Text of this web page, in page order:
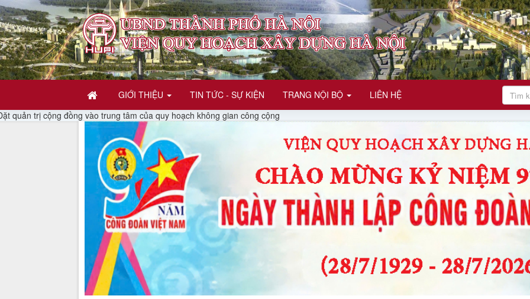
GIỚI THIỆU TIN TỨC - SỰ KIỆN TRANG NỘI BỘ
LIÊN HỆ
đồng vào trung tâm của quy hoạch không gian công cộng